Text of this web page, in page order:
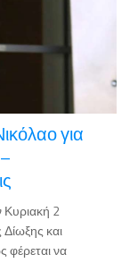
για
2
και
φέρεται να